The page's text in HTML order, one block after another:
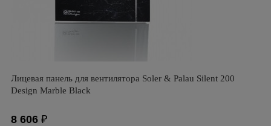
Лицевая панель для вентилятора Soler & Palau Silent 200
Design Marble Black
8 606 ₽